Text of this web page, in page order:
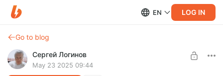
EN LOG IN
Go to blog
Сергей Логинов
May 23 2025 09:44